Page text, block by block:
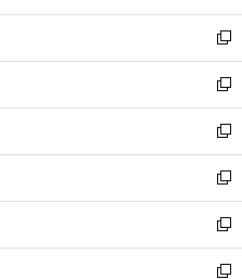
開
く
ウ
で
開
く
ン
ド
ウ
で
開
く
ウ
ィ
ン
ド
ウ
で
開
く
し
い
ウ
ィ
ン
ド
ウ
で
開
く
新
し
い
ウ
ィ
ン
ド
ウ
で
開
く
新
し
い
ウ
ィ
ン
ド
ウ
で
新
し
い
ウ
ィ
ン
ド
新
し
い
ウ
ィ
新
し
い